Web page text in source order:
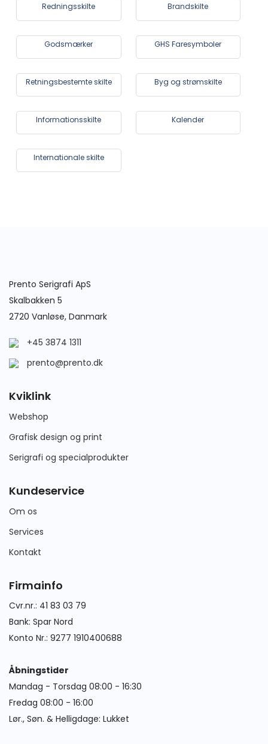
Redningsskilte Brandskilte
Godsmærker GHS Faresymboler
Retningsbestemte skilte Byg og strømskilte
Informationsskilte Kalender
Internationale skilte
Prento Serigrafi ApS
Skalbakken 5
2720 Vanløse, Danmark
+45 3874 1311
prento@prento.dk
Kviklink
Webshop
Grafisk design og print
Serigrafi og specialprodukter
Kundeservice
Om os
Services
Kontakt
Firmainfo
Cvr.nr.: 41 83 03 79
Bank: Spar Nord
Konto Nr.: 9277 1910400688
Åbningstider
Mandag - Torsdag 08:00 - 16:30
Fredag 08:00 - 16:00
Lør., Søn. & Helligdage: Lukket